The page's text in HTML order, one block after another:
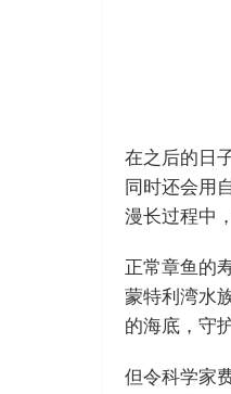
在之后的日
同时还会用
漫长过程中
正常章鱼的
蒙特利湾水
的海底，守
但令科学家